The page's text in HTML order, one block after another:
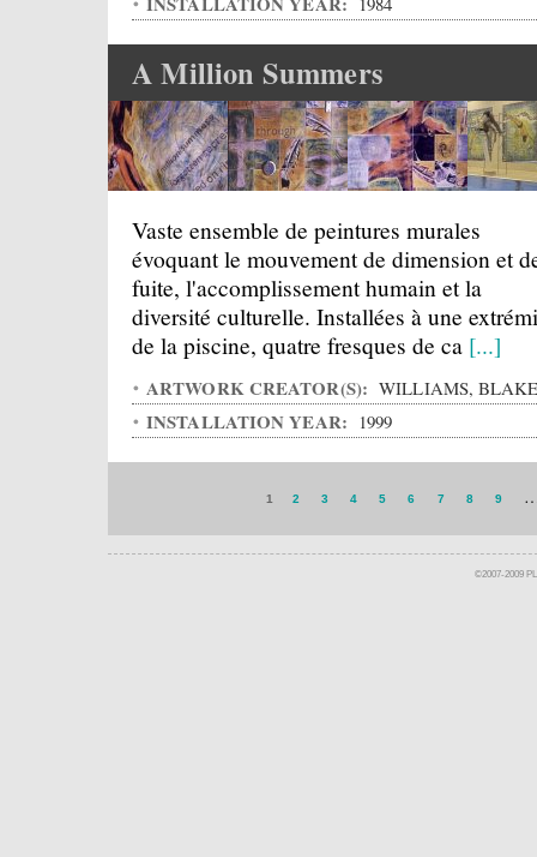
A Million Summers
Vaste ensemble de peintures murales
évoquant le mouvement de dimension et
fuite, l'accomplissement humain et la
diversité culturelle. Installées à une
de la piscine, quatre fresques de ca [...]
ARTWORK CREATOR(S): WILLIAMS,
INSTALLATION YEAR: 1999
1 2 3 4 5 6 7 8 9
©2007-2009